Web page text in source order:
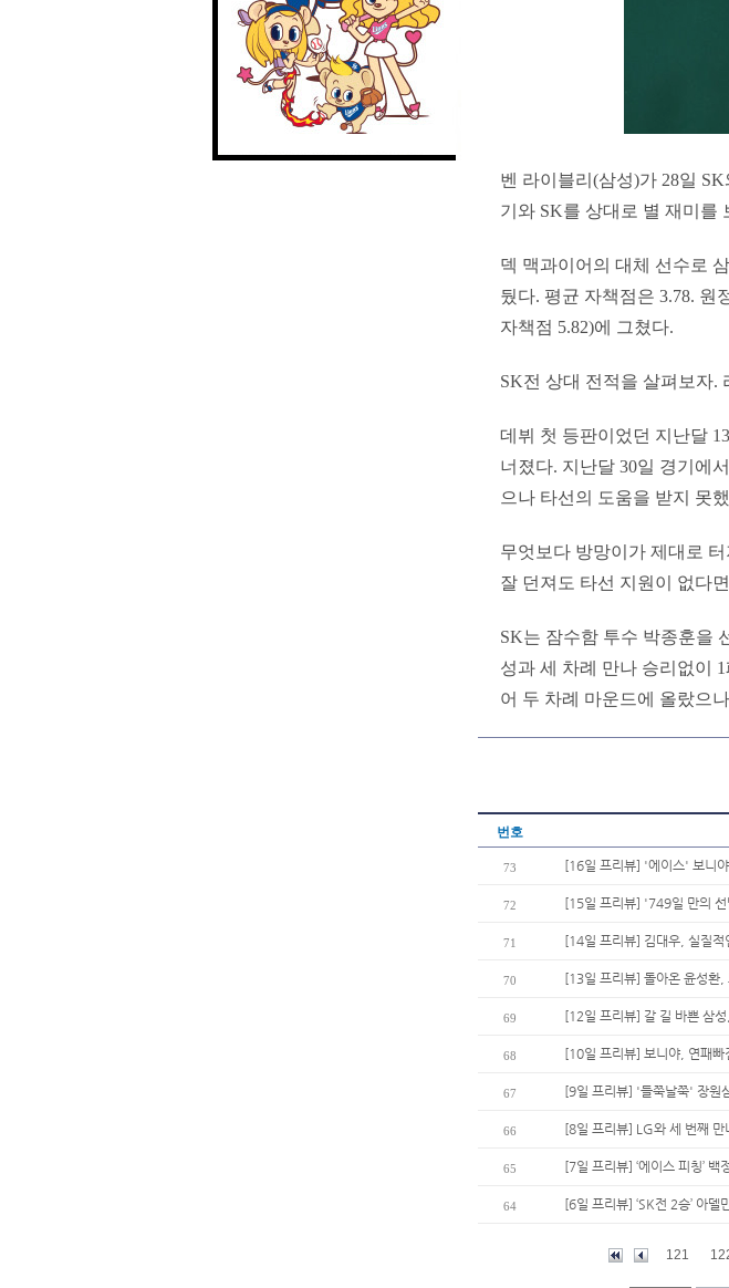
벤 라이블리(삼성)가 28일
기와 SK를 상대로 별 재미를
덱 맥과이어의 대체 선수로
뒀다. 평균 자책점은 3.78. 원
자책점 5.82)에 그쳤다.
SK전 상대 전적을 살펴보자.
데뷔 첫 등판이었던 지난달
너졌다. 지난달 30일 경기에
으나 타선의 도움을 받지 못
무엇보다 방망이가 제대로
잘 던져도 타선 지원이 없다
SK는 잠수함 투수 박종훈을
성과 세 차례 만나 승리없이
어 두 차례 마운드에 올랐으
번호
73 [16일 프리뷰] '에이스' 보니
72 [15일 프리뷰] '749일 만의
71 [14일 프리뷰] 김대우, 실질적
70 [13일 프리뷰] 돌아온 윤성환,
69 [12일 프리뷰] 갈 길 바쁜 삼
68 [10일 프리뷰] 보니야, 연패빠
67 [9일 프리뷰] '들쭉날쭉' 장원
66 [8일 프리뷰] LG와 세 번째
65 [7일 프리뷰] ‘에이스 피칭’
64 [6일 프리뷰] ‘SK전 2승’ 아
121